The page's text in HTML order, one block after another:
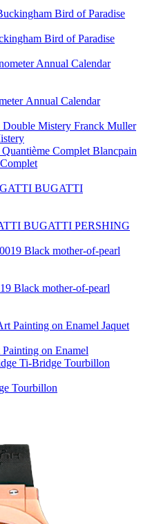
Bird of Paradise
Annual Calendar
Franck Muller
Blancpain
BUGATTI PERSHING
Black mother-of-pearl
Jaquet
on Enamel
Tourbillon